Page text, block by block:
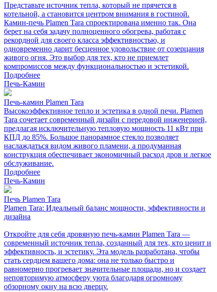
Представьте источник тепла, который не прячется в
котельной, а становится центром внимания в гостиной.
Камин-печь Plamen Tara спроектирована именно так. Она
берет на себя задачу полноценного обогрева, работая с
рекордной для своего класса эффективностью, и
одновременно дарит бесценное удовольствие от созерцания
живого огня. Это выбор для тех, кто не приемлет
компромиссов между функциональностью и эстетикой.
Подробнее
Печь-Камин
Печь-камин Plamen Tara
Высокоэффективное тепло и эстетика в одной печи. Plamen
Tara сочетает современный дизайн с передовой инженерией,
предлагая исключительную тепловую мощность 11 кВт при
КПД до 85%. Большое панорамное стекло позволяет
наслаждаться видом живого пламени, а продуманная
конструкция обеспечивает экономичный расход дров и легкое
обслуживание.
Подробнее
Печь-Камин
Печь Plamen Tara
Plamen Tara: Идеальный баланс мощности, эффективности и
дизайна
Откройте для себя дровяную печь-камин Plamen Tara —
современный источник тепла, созданный для тех, кто ценит и
эффективность, и эстетику. Эта модель разработана, чтобы
стать сердцем вашего дома: она не только быстро и
равномерно прогревает значительные площади, но и создает
неповторимую атмосферу уюта благодаря огромному
обзорному окну на всю дверцу.